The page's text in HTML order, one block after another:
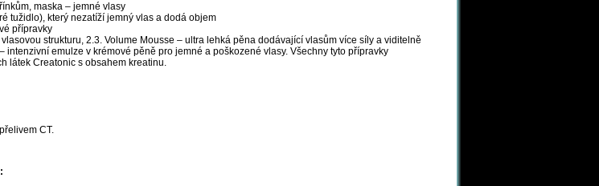
maska – jemné vlasy
tužidlo), který nezatíží jemný vlas a dodá objem
přípravky
strukturu, 2.3. Volume Mousse – ultra lehká pěna dodávající vlasům více síly a viditelně
intenzivní emulze v krémové pěně pro jemné a poškozené vlasy. Všechny tyto přípravky
látek Creatonic s obsahem kreatinu.
CT.